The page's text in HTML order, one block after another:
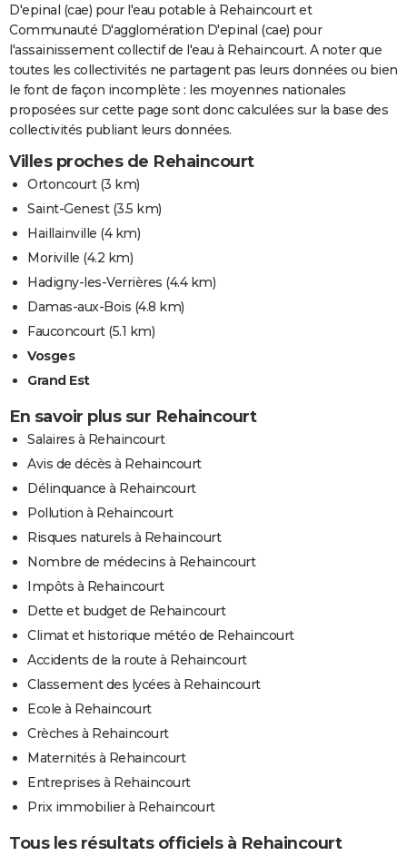
D'epinal (cae) pour l'eau potable à Rehaincourt et
Communauté D'agglomération D'epinal (cae) pour
l'assainissement collectif de l'eau à Rehaincourt. A noter que
toutes les collectivités ne partagent pas leurs données ou bien
le font de façon incomplète : les moyennes nationales
proposées sur cette page sont donc calculées sur la base des
collectivités publiant leurs données.
Villes proches de Rehaincourt
Ortoncourt(3 km)
Saint-Genest(3.5 km)
Haillainville (4 km)
Moriville (4.2 km)
Hadigny-les-Verrières (4.4 km)
Damas-aux-Bois (4.8 km)
Fauconcourt(5.1 km)
Vosges
Grand Est
En savoir plus sur Rehaincourt
Salaires à Rehaincourt
Avis de décès à Rehaincourt
Délinquance à Rehaincourt
Pollution à Rehaincourt
Risques naturels à Rehaincourt
Nombre de médecins à Rehaincourt
Impôts à Rehaincourt
Dette et budget de Rehaincourt
Climat et historique météo de Rehaincourt
Accidents de la route à Rehaincourt
Classement des lycées à Rehaincourt
Ecole à Rehaincourt
Crèches à Rehaincourt
Maternités à Rehaincourt
Entreprises à Rehaincourt
Prix immobilier à Rehaincourt
Tous les résultats officiels à Rehaincourt